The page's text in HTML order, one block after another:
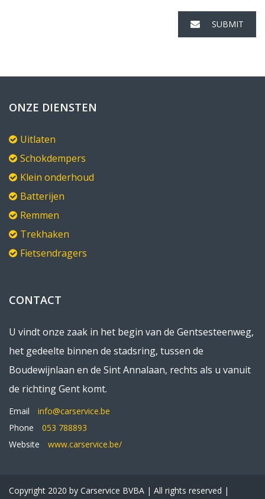
SUBMIT
ONZE DIENSTEN
Uitlaten
Schokdempers
Klein onderhoud
Batterijen
Remmen
Trekhaken
Fietsendragers
CONTACT
U vindt onze zaak in het begin van de Gentsesteenweg,
het gedeelte binnen de stadsring, tussen de
Boudewijnlaan en de Sint Annalaan, rechts als u vanuit
de richting Gent komt.
Email
info@carservice.be
Phone
053 788893
Website
www.carservice.be/
Copyright 2020 by Carservice BVBA | All rights reserved |